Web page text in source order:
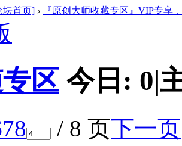
坛首页] › 『原创大师收藏专区』VIP专享
区 今日: 0|
78 / 8 页下一页